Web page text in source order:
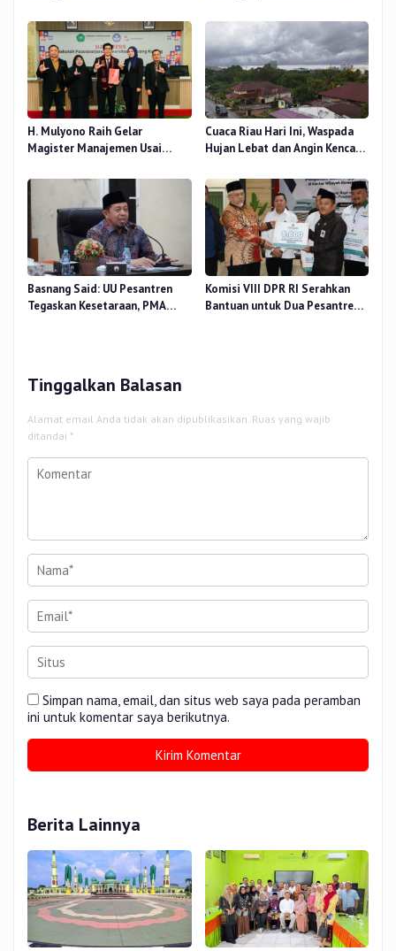
Nur, Besok
Pendidikan
H. Mulyono Raih Gelar
Magister Manajemen Usai
Terhadap Beban Kerja
Cuaca Riau Hari Ini, Waspada
Hujan Lebat dan Angin Kencang
Basnang Said: UU Pesantren
Tegaskan Kesetaraan, PMA
Komisi VIII DPR RI Serahkan
Bantuan untuk Dua Pesantren
Tinggalkan Balasan
Alamat email Anda tidak akan dipublikasikan. Ruas yang wajib
ditandai *
Simpan nama, email, dan situs web saya pada peramban
ini untuk komentar saya berikutnya.
Berita Lainnya